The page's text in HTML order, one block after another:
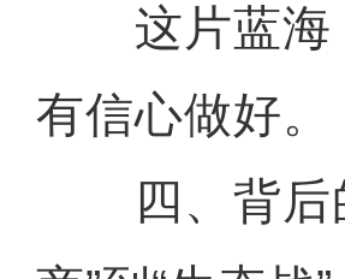
这片蓝海
有信心做好。
四、背后